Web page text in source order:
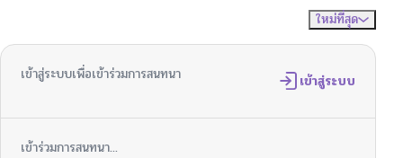
ใหม่ที่สุด
เข้าสู่ระบบเพื่อเข้าร่วมการสนทนา เข้าสู่ระบบ
เข้าร่วมการสนทนา...